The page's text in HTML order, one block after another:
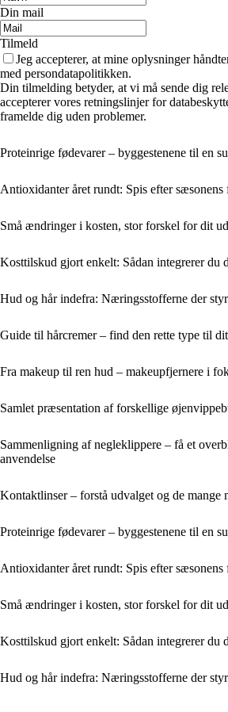
Din mail
Tilmeld
Jeg accepterer, at mine oplysninger
med persondatapolitikken.
Din tilmelding betyder, at vi må sende dig
accepterer vores retningslinjer for
framelde dig uden problemer.
Proteinrige fødevarer – byggestenene til en
Antioxidanter året rundt: Spis efter sæsonens
Små ændringer i kosten, stor forskel for dit
Kosttilskud gjort enkelt: Sådan integrerer du
Hud og hår indefra: Næringsstofferne der
Guide til hårcremer – find den rette type til
Fra makeup til ren hud – makeupfjernere i
Samlet præsentation af forskellige
Sammenligning af negleklippere – få et
anvendelse
Kontaktlinser – forstå udvalget og de mange
Proteinrige fødevarer – byggestenene til en
Antioxidanter året rundt: Spis efter sæsonens
Små ændringer i kosten, stor forskel for dit
Kosttilskud gjort enkelt: Sådan integrerer du
Hud og hår indefra: Næringsstofferne der